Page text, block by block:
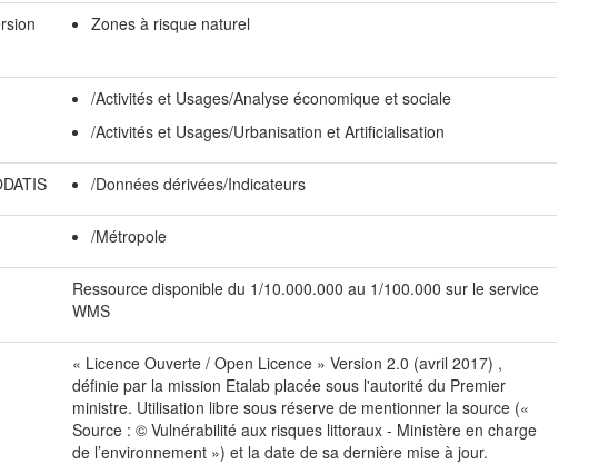
Zones à risque naturel
/Activités et Usages/Analyse économique et sociale
/Activités et Usages/Urbanisation et Artificialisation
/Données dérivées/Indicateurs
/Métropole
Ressource disponible du 1/10.000.000 au 1/100.000 sur le service
WMS
« Licence Ouverte / Open Licence » Version 2.0 (avril 2017) ,
définie par la mission Etalab placée sous l'autorité du Premier
ministre. Utilisation libre sous réserve de mentionner la source («
Source : © Vulnérabilité aux risques littoraux - Ministère en charge
de l’environnement ») et la date de sa dernière mise à jour.